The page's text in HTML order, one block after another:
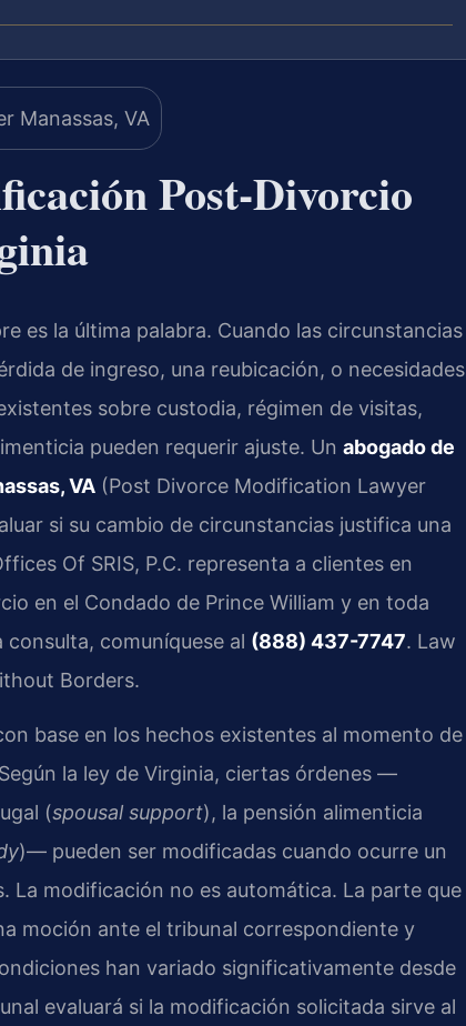
Post-Divorcio
es la última palabra. Cuando las circunstancias
de ingreso, una reubicación, o necesidades
sobre custodia, régimen de visitas,
pueden requerir ajuste. Un abogado de
VA (Post Divorce Modification Lawyer
si su cambio de circunstancias justifica una
Of SRIS, P.C. representa a clientes en
en el Condado de Prince William y en toda
comuníquese al (888) 437-7747. Law
Borders.
base en los hechos existentes al momento de
la ley de Virginia, ciertas órdenes —
(spousal support), la pensión alimenticia
)— pueden ser modificadas cuando ocurre un
La modificación no es automática. La parte que
moción ante el tribunal correspondiente y
han variado significativamente desde
evaluará si la modificación solicitada sirve al